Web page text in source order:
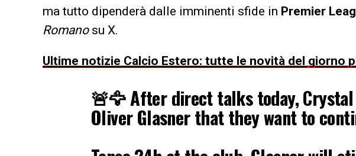
ma tutto dipenderà dalle imminenti sfide in Premier
Romanosu X.
Ultime notizie Calcio Estero: tutte le novità del giorno
🚨🦅 After direct talks today,
Oliver Glasner that they want to